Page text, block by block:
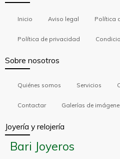
Inicio Aviso legal Política
Política de privacidad
Sobre nosotros
Quiénes somos Servicios
Contactar Galerías de
Joyería y relojería
Bari Joyeros